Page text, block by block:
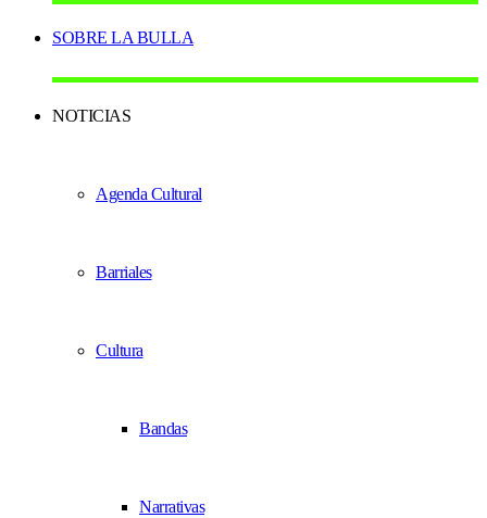
SOBRE LA BULLA
NOTICIAS
Agenda Cultural
Barriales
Cultura
Bandas
Narrativas